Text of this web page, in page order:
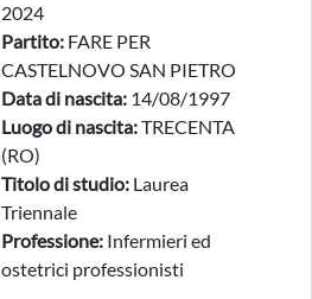
2024
Partito: FARE PER
CASTELNOVO SAN PIETRO
Data di nascita: 14/08/1997
Luogo di nascita:TRECENTA
(RO)
Titolo di studio: Laurea
Triennale
Professione: Infermieri ed
ostetrici professionisti